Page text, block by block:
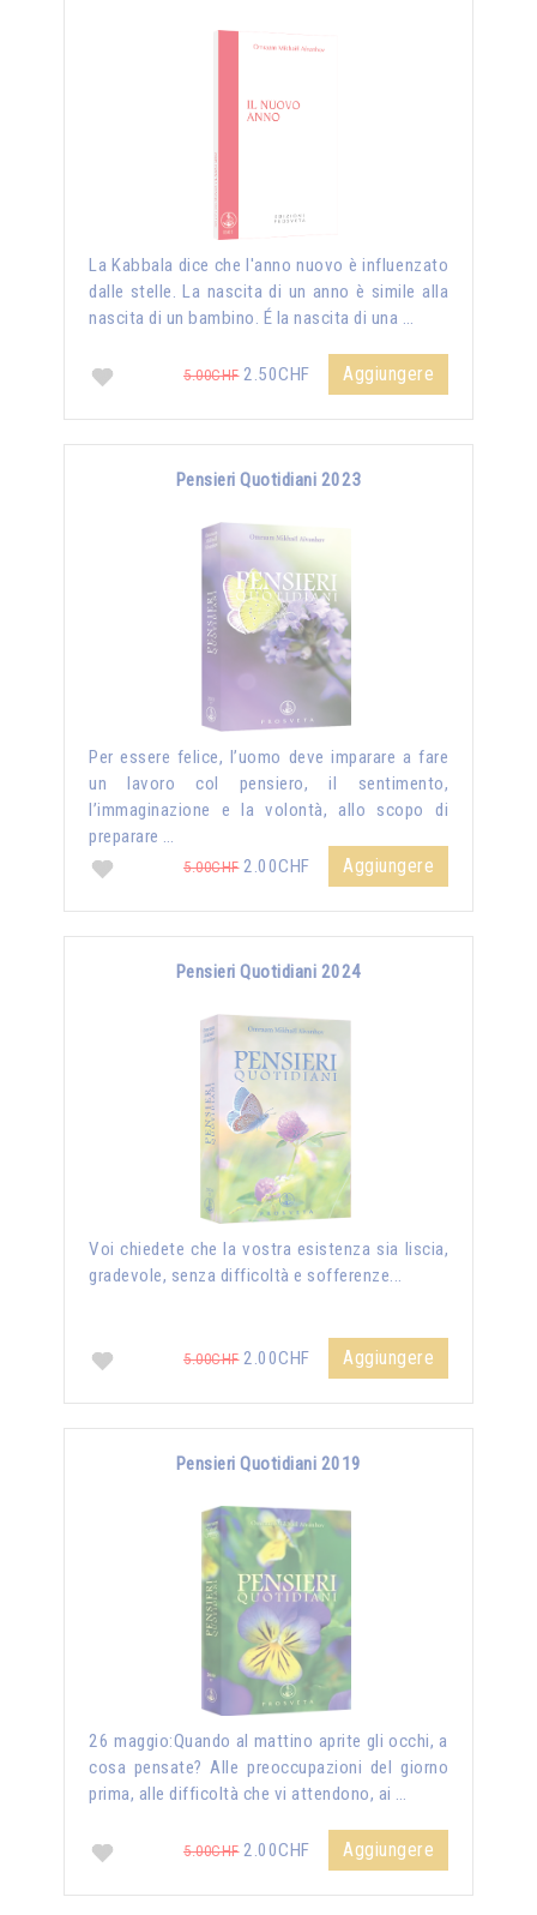
La Kabbala dice che l'anno nuovo è influenzato
dalle stelle. La nascita di un anno è simile alla
nascita di un bambino. É la nascita di una …
5.00CHF2.50CHF Aggiungere
Pensieri Quotidiani 2023
Per essere felice, l’uomo deve imparare a fare
un lavoro col pensiero, il sentimento,
l’immaginazione e la volontà, allo scopo di
preparare …
5.00CHF2.00CHF Aggiungere
Pensieri Quotidiani 2024
Voi chiedete che la vostra esistenza sia liscia,
gradevole, senza difficoltà e sofferenze...
5.00CHF2.00CHF Aggiungere
Pensieri Quotidiani 2019
26 maggio:Quando al mattino aprite gli occhi, a
cosa pensate? Alle preoccupazioni del giorno
prima, alle difficoltà che vi attendono, ai …
5.00CHF2.00CHF Aggiungere